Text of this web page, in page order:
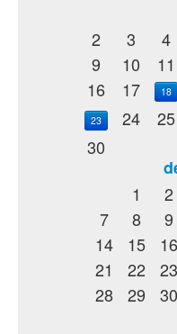
2
3 4
9
10 11
16
17 18
23 24 25
30
1
2
7
8 9
14
15 16
21
22 23
28
29 30